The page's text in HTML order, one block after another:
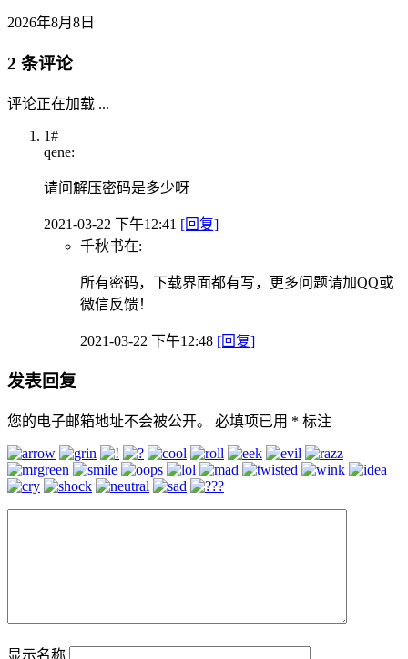
2026年8月8日
2 条评论
评论正在加载 ...
1#
qene:
请问解压密码是多少呀
2021-03-22 下午12:41 [回复]
千秋书在:
所有密码，下载界面都有写，更多问题请加QQ或
微信反馈！
2021-03-22 下午12:48 [回复]
发表回复
您的电子邮箱地址不会被公开。 必填项已用 * 标注
显示名称